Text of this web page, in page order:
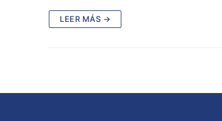
LEER MÁS →